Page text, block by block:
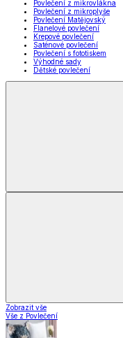
Povlečení z mikrovlákna
Povlečení z mikroplyše
Povlečení Matějovský
Flanelové povlečení
Krepové povlečení
Saténové povlečení
Povlečení s fototiskem
Výhodné sady
Dětské povlečení
Zobrazit vše
Vše z Povlečení